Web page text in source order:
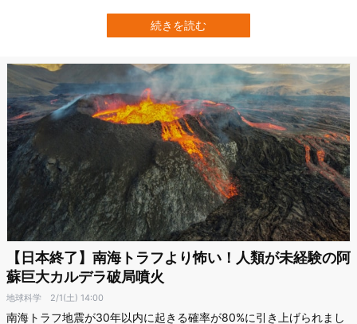
た。 森の緑が濃くなり、木々が生い茂ると、火山噴火が近いサイン
という関連性が見つかったのです。 一体なぜでしょうか？ 研究の詳
続きを読む
【日本終了】南海トラフより怖い！人類が未経験の阿
蘇巨大カルデラ破局噴火
地球科学 2/1(土) 14:00
南海トラフ地震が30年以内に起きる確率が80%に引き上げられまし